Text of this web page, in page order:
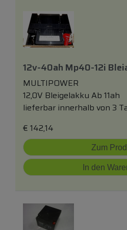
12v-40ah Mp40-12i
MULTIPOWER
12,0V Bleigelakku Ab 11ah
lieferbar innerhalb von 3
€ 142,14
Zum
In den